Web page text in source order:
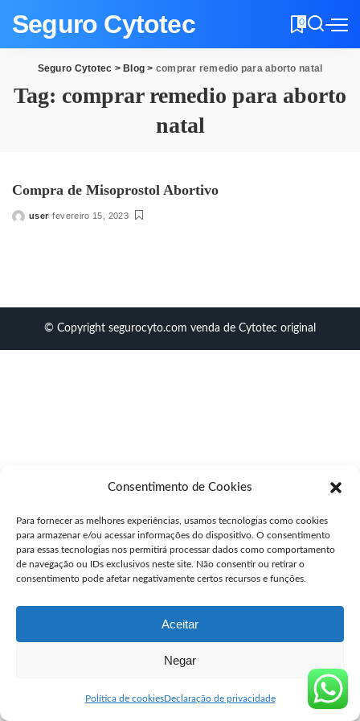
Consentimento de Cookies
Para fornecer as melhores experiências, usamos tecnologias como cookies
para armazenar e/ou acessar informações do dispositivo. O consentimento
para essas tecnologias nos permitirá processar dados como comportamento
de navegação ou IDs exclusivos neste site. Não consentir ou retirar o
consentimento pode afetar negativamente certos recursos e funções.
Aceitar
Negar
Política de cookiesDeclaração de privacidade
Seguro Cytotec 0
Seguro Cytotec > Blog > comprar remedio para aborto natal
Tag: comprar remedio para aborto
natal
Compra de Misoprostol Abortivo
Posted
user fevereiro 15, 2023
© Copyright segurocyto.com venda de Cytotec original